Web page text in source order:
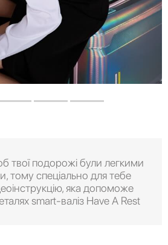
твої подорожі були легкими
тому спеціально для тебе
яка допоможе
smart-валіз Have A Rest